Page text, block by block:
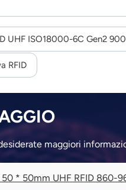
UHF ISO18000-6C Gen2
RFID
maggiori
* 50mm UHF RFID 860-